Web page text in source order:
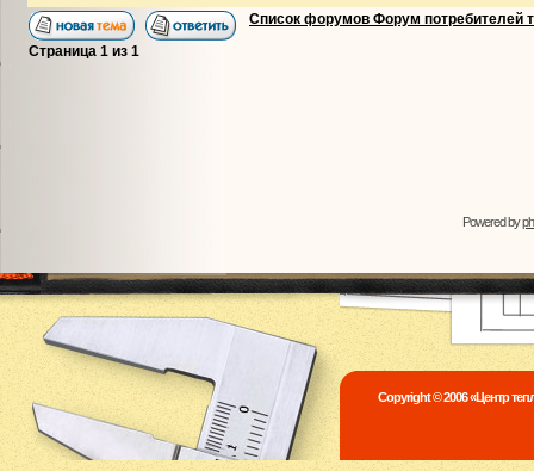
Список форумов Форум потребителей
Страница 1 из 1
Powered by
Copyright © 2006 «Центр